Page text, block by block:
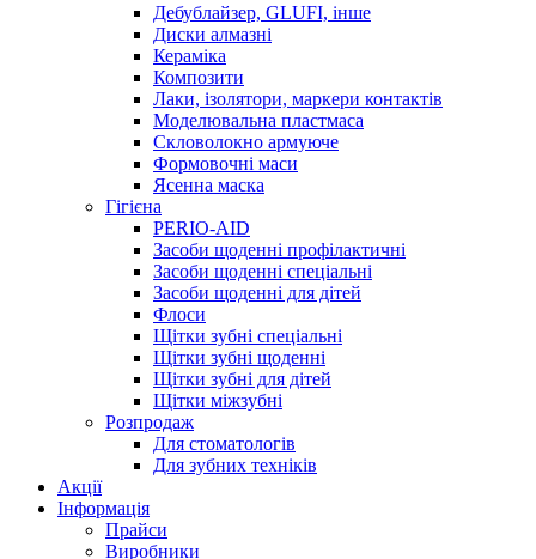
Дебублайзер, GLUFI, інше
Диски алмазні
Кераміка
Композити
Лаки, ізолятори, маркери контактів
Моделювальна пластмаса
Скловолокно армуюче
Формовочні маси
Ясенна маска
Гігієна
PERIO-AID
Засоби щоденні профілактичні
Засоби щоденні спеціальні
Засоби щоденні для дітей
Флоси
Щітки зубні спеціальні
Щітки зубні щоденні
Щітки зубні для дітей
Щітки міжзубні
Розпродаж
Для стоматологів
Для зубних техніків
Акції
Інформація
Прайси
Виробники